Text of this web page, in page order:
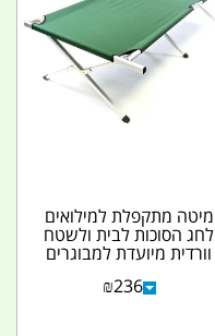
מיטה מתקפלת למילואים
לחג הסוכות לבית ולשטח
וורדית מיועדת למבוגרים
₪236